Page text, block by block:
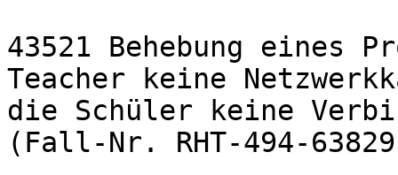
43521 Behebung eines
Teacher keine
die Schüler keine
(Fall-Nr. RHT-494-